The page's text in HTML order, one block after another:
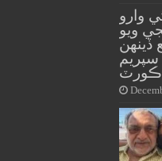
وارو
ويو
ڏينهن
ڪورٽ